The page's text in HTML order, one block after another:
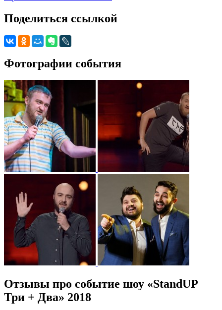
Поделиться ссылкой
Фотографии события
Отзывы про событие шоу «StandUP
Три + Два» 2018